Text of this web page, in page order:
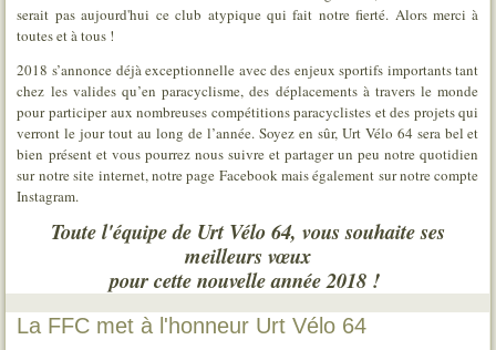
serait pas aujourd'hui ce club atypique qui fait notre fierté. Alors merci à
toutes et à tous !
2018 s’annonce déjà exceptionnelle avec des enjeux sportifs importants tant
chez les valides qu’en paracyclisme, des déplacements à travers le monde
pour participer aux nombreuses compétitions paracyclistes et des projets qui
verront le jour tout au long de l’année. Soyez en sûr, Urt Vélo 64 sera bel et
bien présent et vous pourrez nous suivre et partager un peu notre quotidien
sur notre site internet, notre page Facebook mais également sur notre compte
Instagram.
Toute l'équipe de Urt Vélo 64, vous souhaite ses
meilleurs vœux
pour cette nouvelle année 2018 !
La FFC met à l'honneur Urt Vélo 64